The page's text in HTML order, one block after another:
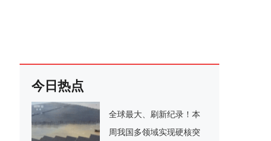
今日热点
全球最大、刷新纪录！本
周我国多领域实现硬核突